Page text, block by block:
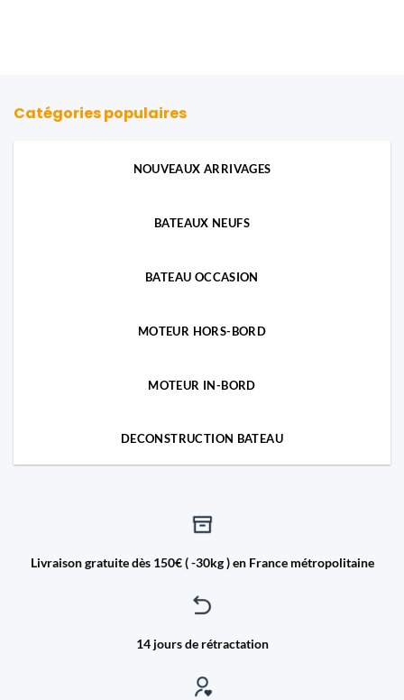
Catégories populaires
NOUVEAUX ARRIVAGES
BATEAUX NEUFS
BATEAU OCCASION
MOTEUR HORS-BORD
MOTEUR IN-BORD
DECONSTRUCTION BATEAU
Livraison gratuite dès 150€ ( -30kg ) en France métropolitaine
14 jours de rétractation